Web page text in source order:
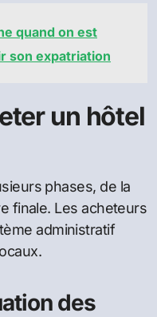
quand on est
son expatriation
un hôtel
phases, de la
finale. Les acheteurs
administratif
des